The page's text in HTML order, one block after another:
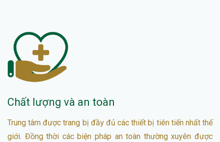
Chất lượng và an toàn
Trung tâm được trang bị đầy đủ các thiết bị tiên tiến nhất thế
giới. Đồng thời các biện pháp an toàn thường xuyên được